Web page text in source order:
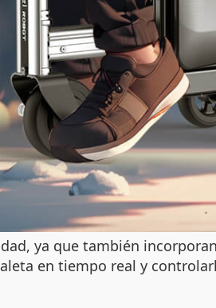
ya que también
en tiempo real y